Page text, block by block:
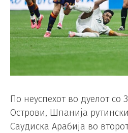
По неуспехот во дуелот со
Острови, Шпанија
Саудиска Арабија во